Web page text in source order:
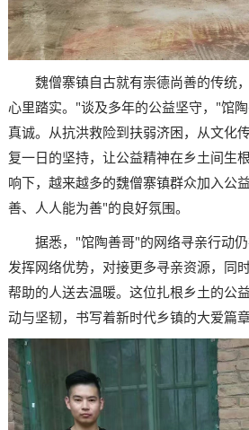
魏僧寨镇自古就有崇德尚善的传统
心里踏实。"谈及多年的公益坚守，"馆
真诚。从抗洪救险到扶弱济困，从文化
复一日的坚持，让公益精神在乡土间生
响下，越来越多的魏僧寨镇群众加入公
善、人人能为善"的良好氛围。
据悉，"馆陶善哥"的网络寻亲行动
发挥网络优势，对接更多寻亲资源，同
帮助的人送去温暖。这位扎根乡土的公
动与坚韧，书写着新时代乡镇的大爱篇章